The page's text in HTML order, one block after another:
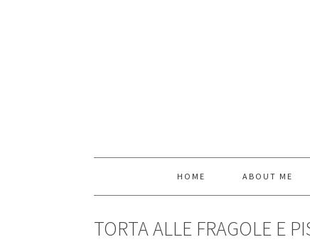
HOME ABOUT ME
TORTA ALLE FRAGOLE E